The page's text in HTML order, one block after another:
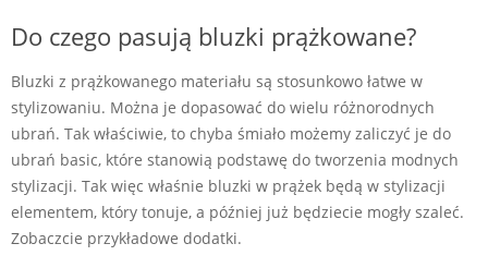
Do czego pasują bluzki prążkowane?
Bluzki z prążkowanego materiału są stosunkowo łatwe w
stylizowaniu. Można je dopasować do wielu różnorodnych
ubrań. Tak właściwie, to chyba śmiało możemy zaliczyć je do
ubrań basic, które stanowią podstawę do tworzenia modnych
stylizacji. Tak więc właśnie bluzki w prążek będą w stylizacji
elementem, który tonuje, a później już będziecie mogły szaleć.
Zobaczcie przykładowe dodatki.